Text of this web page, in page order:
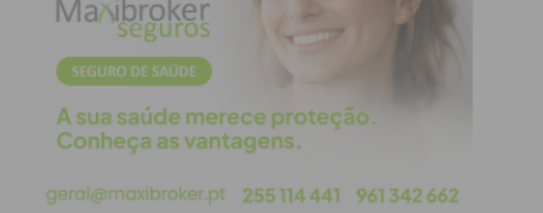
Eu li e concordo com os